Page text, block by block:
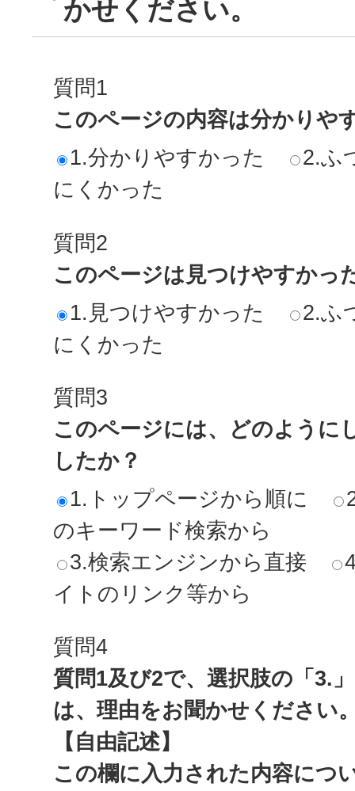
かせください。
質問1
このページの内容は分かりや
1.分かりやすかった
2.ふ
にくかった
質問2
このページは見つけやすかっ
1.見つけやすかった
2.ふ
にくかった
質問3
このページには、どのように
したか？
1.トップページから順に
のキーワード検索から
3.検索エンジンから直接
イトのリンク等から
質問4
質問1及び2で、選択肢の「3.
は、理由をお聞かせください
【自由記述】
この欄に入力された内容につ